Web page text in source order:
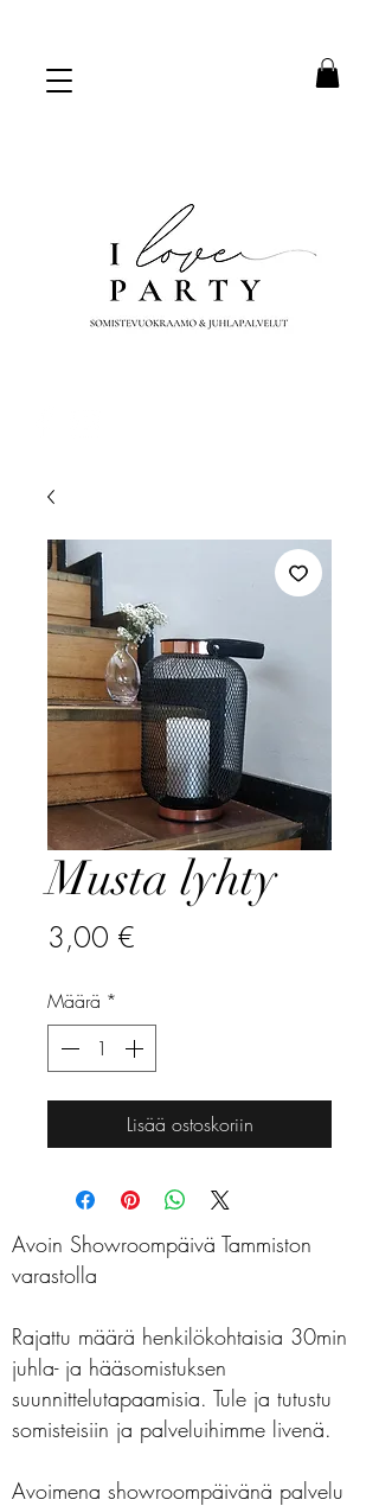
Musta lyhty
3,00 €
Määrä *
Lisää ostoskoriin
Avoin Showroompäivä Tammiston
varastolla
Rajattu määrä henkilökohtaisia 30min
juhla- ja hääsomistuksen
suunnittelutapaamisia. Tule ja tutustu
somisteisiin ja palveluihimme livenä.
Avoimena showroompäivänä palvelu